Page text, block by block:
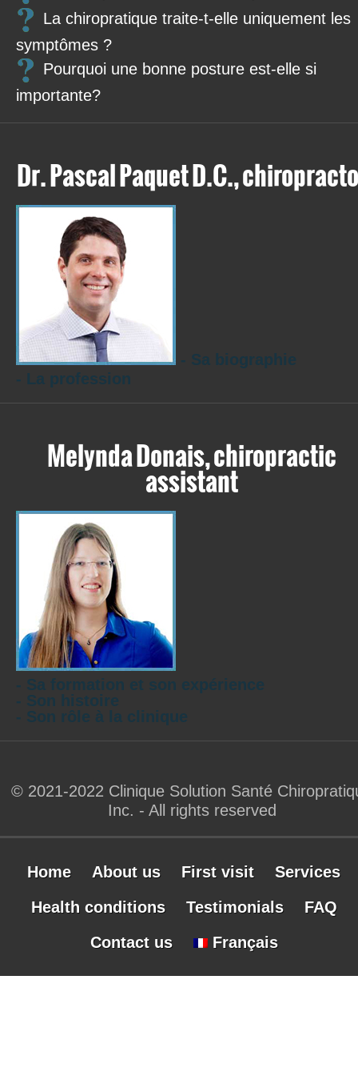
La chiropratique traite-t-elle uniquement les
symptômes ?
Pourquoi une bonne posture est-elle si
importante?
Dr. Pascal Paquet D.C.,
- Sa biographie
- La profession
Melynda Donais, chiropractic
assistant
- Sa formation et son expérience
- Son histoire
- Son rôle à la clinique
© 2021-2022 Clinique Solution Santé
Inc. - All rights reserved
Home About us First visit
Services
Health conditions
Testimonials
FAQ
Contact us
Français